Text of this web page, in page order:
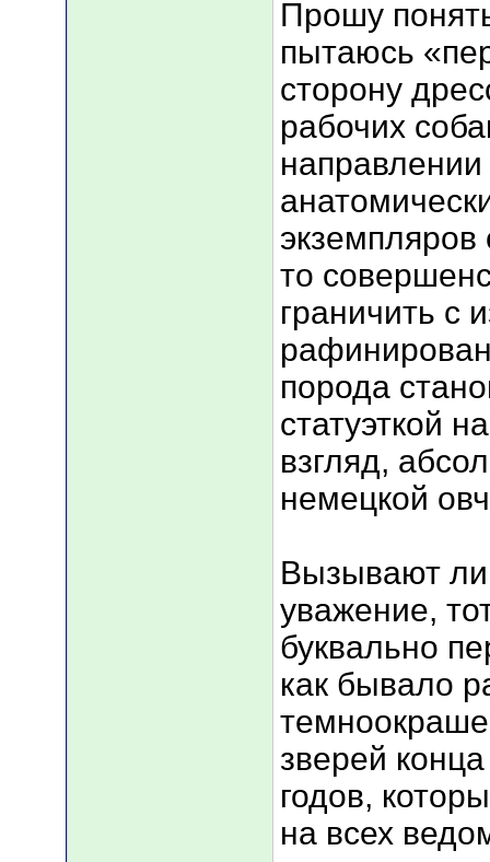
Прошу
пытаюсь
сторону
рабочих
то
граничить с
порода
статуэткой
взгляд,
немецкой
Вызывают
уважение,
буквально
как бывало
зверей
годов,
на всех